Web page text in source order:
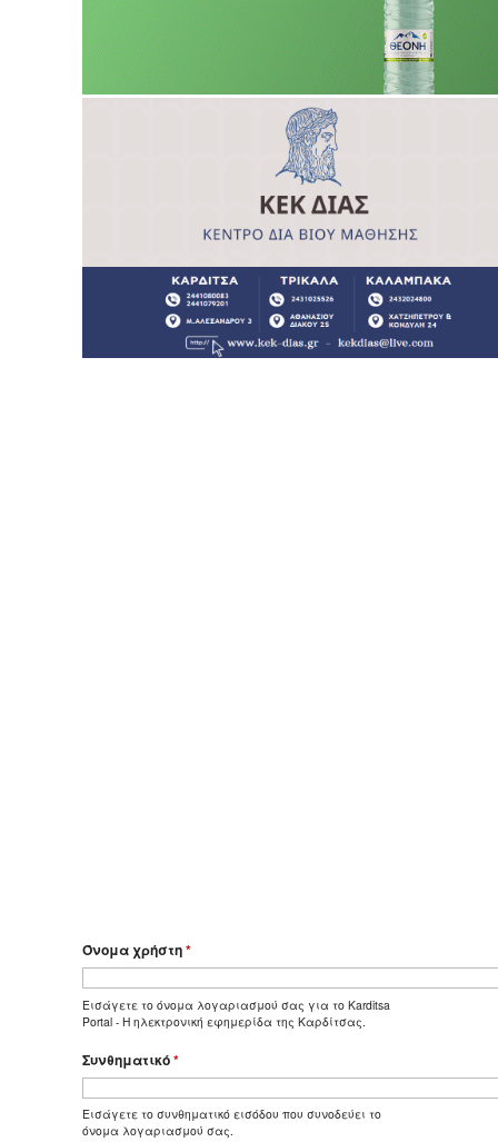
Όνομα χρήστη*
Εισάγετε το όνομα λογαριασμού σας για το Karditsa
Portal - Η ηλεκτρονική εφημερίδα της Καρδίτσας.
Συνθηματικό*
Εισάγετε το συνθηματικό εισόδου που συνοδεύει το
όνομα λογαριασμού σας.